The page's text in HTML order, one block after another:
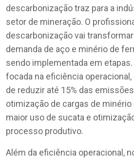
descarbonização traz para a
setor de mineração. O
descarbonização vai
demanda de aço e minério de
sendo implementada em
focada na eficiência
de reduzir até 15% das
otimização de cargas de minério
maior uso de sucata e
processo produtivo.
Além da eficiência operacional,